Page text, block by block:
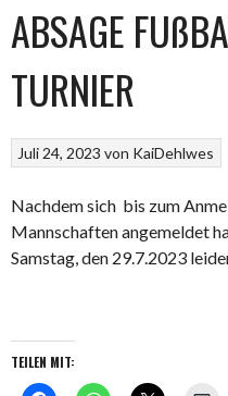
ABSAGE
TURNIER
Juli 24, 2023 von KaiDehlwes
Nachdem sich bis zum
Mannschaften angemeldet
Samstag, den 29.7.2023
TEILEN MIT: